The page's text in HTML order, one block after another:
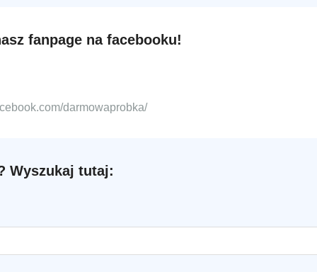
fanpage na facebooku!
darmowaprobka/
Wyszukaj tutaj: